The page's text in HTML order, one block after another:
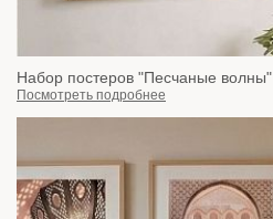
Набор постеров "Песчаные волны"
Посмотреть подробнее